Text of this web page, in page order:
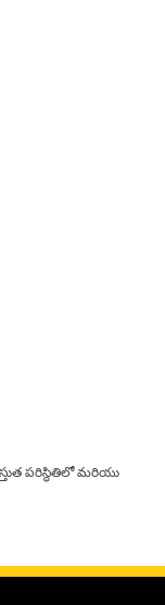
పరిస్థితిలో మరియు